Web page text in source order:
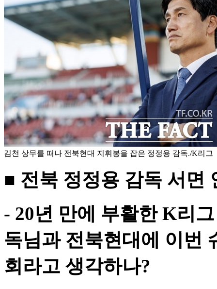
김천 상무를 떠나 전북현대 지휘봉을 잡은 정정용 감독./K리그
■ 전북 정정용 감독 서면
- 20년 만에 부활한 K리
독님과 전북현대에 이번
회라고 생각하나?